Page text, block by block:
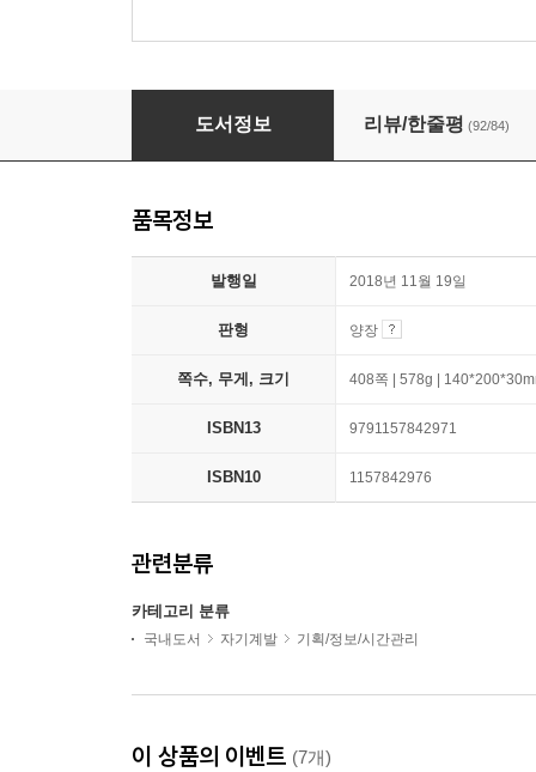
불렛저널
도서정보 리뷰/한줄평 (92/84)
품목정보
발행일 2018년 11월 19일
판형 양장
쪽수, 무게, 크기 408쪽 | 578g |
ISBN13 9791157842971
ISBN10 1157842976
관련분류
카테고리 분류
국내도서 자기계발 기획/정보/시간관리
이 상품의 이벤트 (7개)